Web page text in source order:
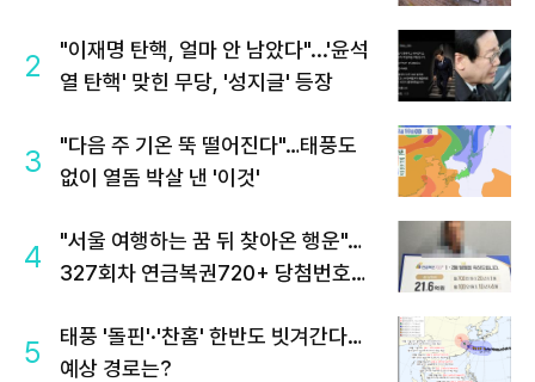
2
"이재명 탄핵, 얼마 안 남았다"...'윤석
열 탄핵' 맞힌 무당, '성지글' 등장
3
"다음 주 기온 뚝 떨어진다"…태풍도
없이 열돔 박살 낸 '이것'
4
"서울 여행하는 꿈 뒤 찾아온 행운"…
327회차 연금복권720+ 당첨번호조
5
태풍 '돌핀'·'찬홈' 한반도 빗겨간다…
예상 경로는?